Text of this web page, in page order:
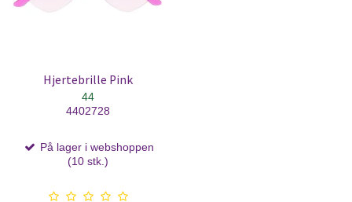
Hjertebrille Pink
44
4402728
På lager i webshoppen
(10 stk.)